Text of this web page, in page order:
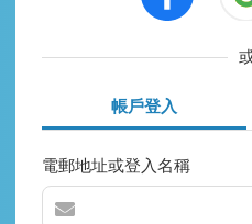
帳戶登入
電郵地址或登入名稱